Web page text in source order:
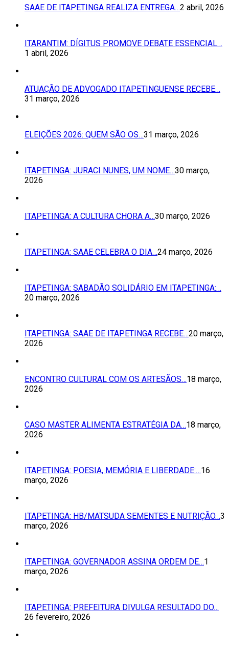
SAAE DE ITAPETINGA REALIZA ENTREGA…2 abril, 2026
ITARANTIM: DÍGITUS PROMOVE DEBATE ESSENCIAL…
1 abril, 2026
ATUAÇÃO DE ADVOGADO ITAPETINGUENSE RECEBE…
31 março, 2026
ELEIÇÕES 2026: QUEM SÃO OS…31 março, 2026
ITAPETINGA: JURACI NUNES, UM NOME…30 março,
2026
ITAPETINGA: A CULTURA CHORA A…30 março, 2026
ITAPETINGA: SAAE CELEBRA O DIA…24 março, 2026
ITAPETINGA: SABADÃO SOLIDÁRIO EM ITAPETINGA:…
20 março, 2026
ITAPETINGA: SAAE DE ITAPETINGA RECEBE…20 março,
2026
ENCONTRO CULTURAL COM OS ARTESÃOS…18 março,
2026
CASO MASTER ALIMENTA ESTRATÉGIA DA…18 março,
2026
ITAPETINGA: POESIA, MEMÓRIA E LIBERDADE:…16
março, 2026
ITAPETINGA: HB/MATSUDA SEMENTES E NUTRIÇÃO…3
março, 2026
ITAPETINGA: GOVERNADOR ASSINA ORDEM DE…1
março, 2026
ITAPETINGA: PREFEITURA DIVULGA RESULTADO DO…
26 fevereiro, 2026